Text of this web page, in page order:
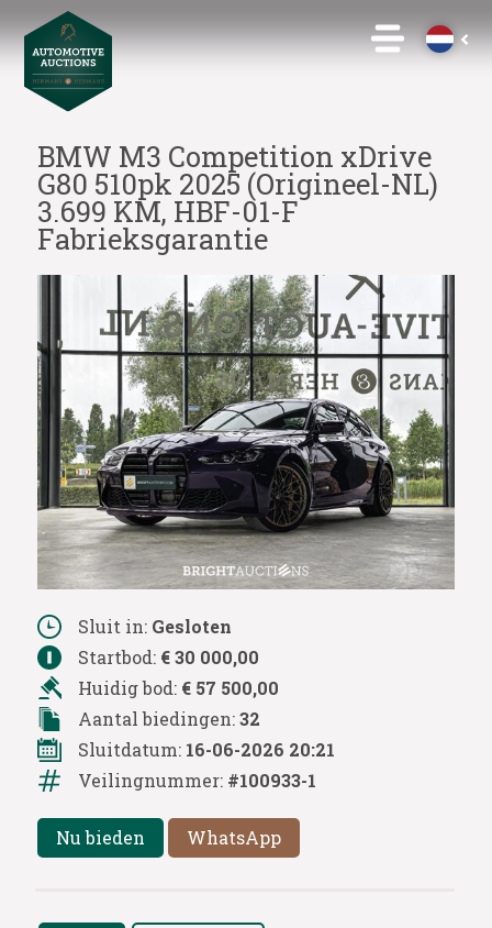
BMW M3 Competition xDrive
G80 510pk 2025 (Origineel-NL)
3.699 KM, HBF-01-F
Fabrieksgarantie
Sluit in: Gesloten
Startbod: € 30 000,00
Huidig bod: € 57 500,00
Aantal biedingen:32
Sluitdatum: 16-06-2026 20:21
Veilingnummer: #100933-1
Nu bieden WhatsApp